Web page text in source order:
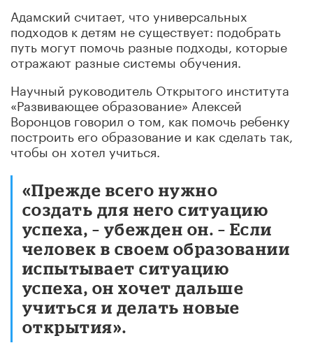
Адамский считает, что универсальных
подходов к детям не существует: подобрать
путь могут помочь разные подходы, которые
отражают разные системы обучения.
Научный руководитель Открытого института
«Развивающее образование» Алексей
Воронцов говорил о том, как помочь ребенку
построить его образование и как сделать так,
чтобы он хотел учиться.
«Прежде всего нужно
создать для него ситуацию
успеха, – убежден он. – Если
человек в своем образовании
испытывает ситуацию
успеха, он хочет дальше
учиться и делать новые
открытия».